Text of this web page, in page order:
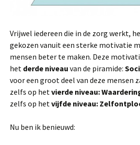
Vrijwel iedereen die in de zorg werkt,
gekozen vanuit een sterke motivatie
mensen beter te maken. Deze
het derde niveau van de piramide:
voor een groot deel van deze mensen
zelfs op hetvierde niveau:
zelfs op hetvijfde niveau:
Nu ben ik benieuwd: